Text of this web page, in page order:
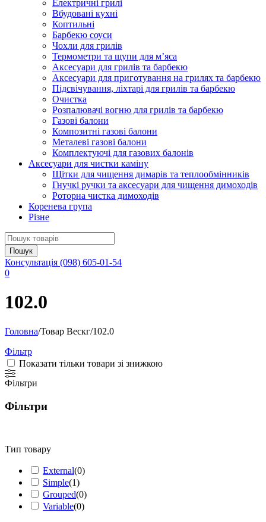
Електричні грилі
Вбудовані кухні
Коптильні
Барбекю соуси
Чохли для грилів
Термометри та щупи для м’яса
Аксесуари для грилів та барбекю
Аксесуари для приготування на грилях та барбекю
Підсвічування, ліхтарі для грилів та барбекю
Очистка
Розпалювачі вогню для грилів та барбекю
Газові балони
Композитні газові балони
Металеві газові балони
Комплектуючі для газових балонів
Аксесуари для чистки каміну
Щітки для чищення димарів та теплообмінників
Гнучкі ручки та аксесуари для чищення димоходів
Роторна чистка димоходів
Коренева група
Різне
Консультація (098) 605-01-54
0
102.0
Головна/Товар Вескг/102.0
Фільтр
Показати тільки товари зі знижкою
Фільтри
Фільтри
Тип товару
External(0)
Simple(1)
Grouped(0)
Variable(0)